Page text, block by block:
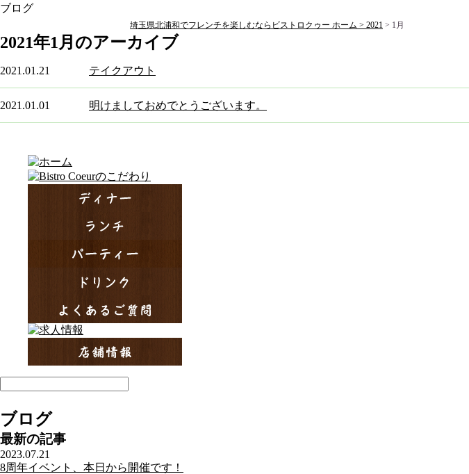
ブログ
埼玉県北浦和でフレンチを楽しむならビストロクゥー ホーム > 2021 > 1月
2021年1月のアーカイブ
2021.01.21 テイクアウト
2021.01.01 明けましておめでとうございます。
ブログ
最新の記事
2023.07.21
8周年イベント、本日から開催です！